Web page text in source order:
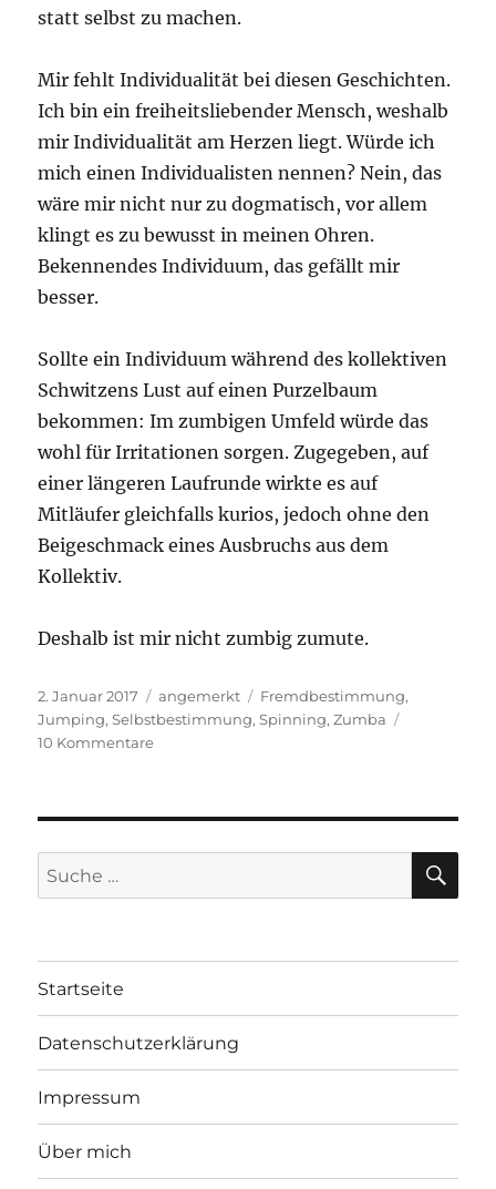
statt selbst zu machen.
Mir fehlt Individualität bei diesen Geschichten.
Ich bin ein freiheitsliebender Mensch, weshalb
mir Individualität am Herzen liegt. Würde ich
mich einen Individualisten nennen? Nein, das
wäre mir nicht nur zu dogmatisch, vor allem
klingt es zu bewusst in meinen Ohren.
Bekennendes Individuum, das gefällt mir
besser.
Sollte ein Individuum während des kollektiven
Schwitzens Lust auf einen Purzelbaum
bekommen: Im zumbigen Umfeld würde das
wohl für Irritationen sorgen. Zugegeben, auf
einer längeren Laufrunde wirkte es auf
Mitläufer gleichfalls kurios, jedoch ohne den
Beigeschmack eines Ausbruchs aus dem
Kollektiv.
Deshalb ist mir nicht zumbig zumute.
Veröffentlicht
am
2. Januar 2017 Kategorien
angemerkt Schlagwörter
Fremdbestimmung,
Jumping,Selbstbestimmung,Spinning,Zumba
10 Kommentarezu
zumute
Suche
nach:
Startseite
Datenschutzerklärung
Impressum
Über mich